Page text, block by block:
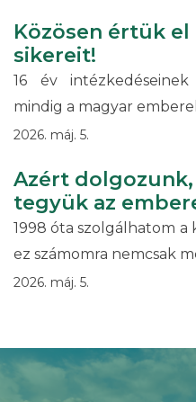
Közösen értük el
sikereit!
16 év
mindig a magyar
2026. máj. 5.
Azért
tegyük az
1998 óta szolgálhatom a
ez számomra nemcsak
2026. máj. 5.